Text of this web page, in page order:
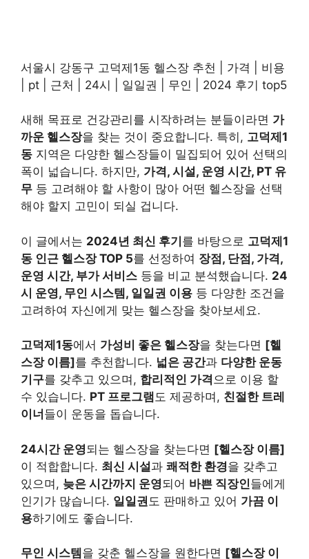
서울시 강동구 고덕제1동 헬스장 추천 | 가격 | 비용
| pt | 근처 | 24시 | 일일권 | 무인 | 2024 후기 top5
새해 목표로 건강관리를 시작하려는 분들이라면 가
까운 헬스장을 찾는 것이 중요합니다. 특히, 고덕제1
동 지역은 다양한 헬스장들이 밀집되어 있어 선택의
폭이 넓습니다. 하지만, 가격, 시설, 운영 시간, PT 유
무 등 고려해야 할 사항이 많아 어떤 헬스장을 선택
해야 할지 고민이 되실 겁니다.
이 글에서는 2024년 최신 후기를 바탕으로 고덕제1
동 인근 헬스장 TOP 5를 선정하여 장점, 단점, 가격,
운영 시간, 부가 서비스 등을 비교 분석했습니다. 24
시 운영, 무인 시스템, 일일권 이용 등 다양한 조건을
고려하여 자신에게 맞는 헬스장을 찾아보세요.
고덕제1동에서 가성비 좋은 헬스장을 찾는다면 [헬
스장 이름]를 추천합니다. 넓은 공간과 다양한 운동
기구를 갖추고 있으며, 합리적인 가격으로 이용 할
수 있습니다. PT 프로그램도 제공하며, 친절한 트레
이너 들이 운동을 돕습니다.
24시간 운영되는 헬스장을 찾는다면 [헬스장 이름]
이 적합합니다. 최신 시설과 쾌적한 환경을 갖추고
있으며, 늦은 시간까지 운영되어 바쁜 직장인들에게
인기가 많습니다. 일일권 도 판매하고 있어 가끔 이
용하기에도 좋습니다.
무인 시스템 을 갖춘 헬스장을 원한다면 [헬스장 이